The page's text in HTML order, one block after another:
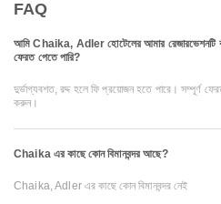
FAQ
আমি Chaika, Adler হোটেলের আমার রেজারভেশনটি
ফেরত পেতে পারি?
দুর্ভাগ্যবশত, রদ্দ হলে ফি প্রয়োজন হতে পারে। সম্পূর্ণ
করুন।
Chaika এর কাছে কোন বিমানবন্দর আছে?
Chaika, Adler এর কাছে কোন বিমানবন্দর নেই